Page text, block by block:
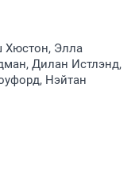
Хюстон, Элла
Дилан Истлэнд,
Нэйтан